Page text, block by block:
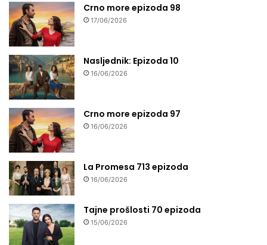
Crno more epizoda 98
17/06/2026
Nasljednik: Epizoda 10
16/06/2026
Crno more epizoda 97
16/06/2026
La Promesa 713 epizoda
16/06/2026
Tajne prošlosti 70 epizoda
15/06/2026